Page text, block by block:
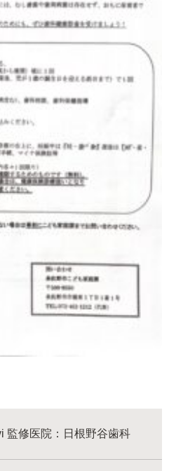
監修医院：日根野谷歯科